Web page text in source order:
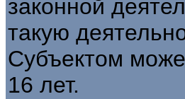
законной
такую
Субъектом
16 лет.